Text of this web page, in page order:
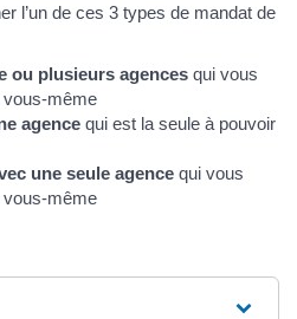
l’un de ces 3 types de mandat de
ou plusieurs agences qui vous
vous-même
agence qui est la seule à pouvoir
une seule agence qui vous
vous-même